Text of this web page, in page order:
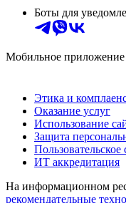
Боты для
Мобильное приложение
Этика и
Оказание услуг
Использование
Защита
Пользовательское
ИТ аккредитация
На информационном
рекомендательные